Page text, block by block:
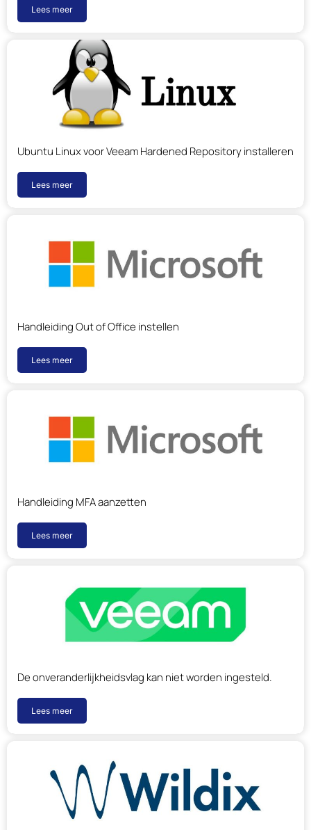
Lees meer
Ubuntu Linux voor Veeam Hardened Repository installeren
Lees meer
Handleiding Out of Office instellen
Lees meer
Handleiding MFA aanzetten
Lees meer
De onveranderlijkheidsvlag kan niet worden ingesteld.
Lees meer